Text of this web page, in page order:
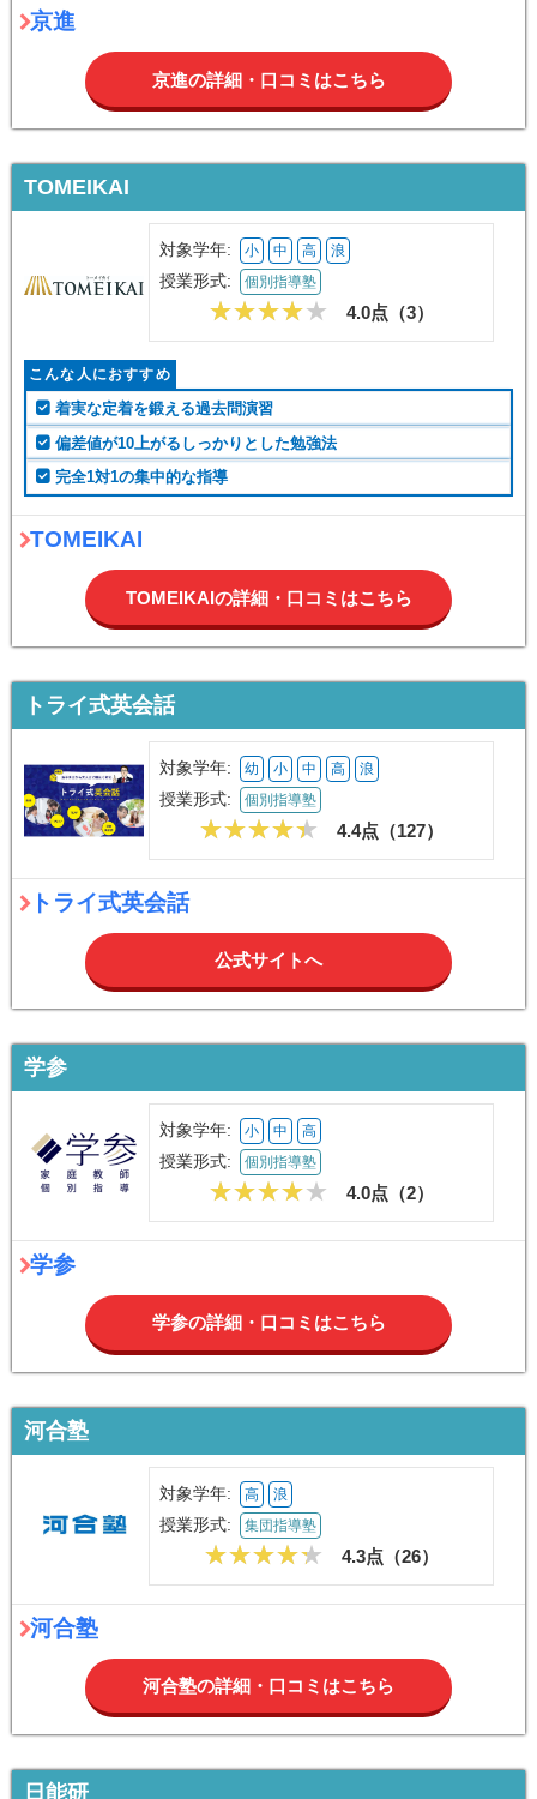
京進
京進の詳細・口コミはこちら
TOMEIKAI
対象学年: 小 中 高 浪
授業形式: 個別指導塾
4.0点（3）
こんな人におすすめ
着実な定着を鍛える過去問演習
偏差値が10上がるしっかりとした勉強法
完全1対1の集中的な指導
TOMEIKAI
TOMEIKAIの詳細・口コミはこちら
トライ式英会話
対象学年: 幼 小 中 高 浪
授業形式: 個別指導塾
4.4点（127）
トライ式英会話
公式サイトへ
学参
対象学年: 小 中 高
授業形式: 個別指導塾
4.0点（2）
学参
学参の詳細・口コミはこちら
河合塾
対象学年: 高 浪
授業形式: 集団指導塾
4.3点（26）
河合塾
河合塾の詳細・口コミはこちら
日能研